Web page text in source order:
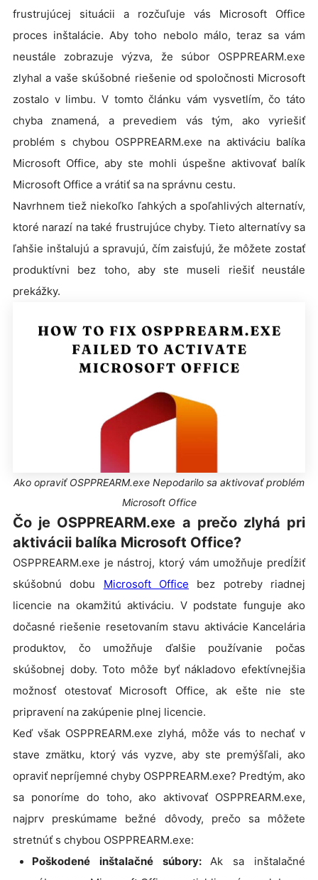
frustrujúcej situácii a rozčuľuje vás Microsoft Office
proces inštalácie. Aby toho nebolo málo, teraz sa vám
neustále zobrazuje výzva, že súbor OSPPREARM.exe
zlyhal a vaše skúšobné riešenie od spoločnosti Microsoft
zostalo v limbu. V tomto článku vám vysvetlím, čo táto
chyba znamená, a prevediem vás tým, ako vyriešiť
problém s chybou OSPPREARM.exe na aktiváciu balíka
Microsoft Office, aby ste mohli úspešne aktivovať balík
Microsoft Office a vrátiť sa na správnu cestu.
Navrhnem tiež niekoľko ľahkých a spoľahlivých alternatív,
ktoré narazí na také frustrujúce chyby. Tieto alternatívy sa
ľahšie inštalujú a spravujú, čím zaisťujú, že môžete zostať
produktívni bez toho, aby ste museli riešiť neustále
prekážky.
Ako opraviť OSPPREARM.exe Nepodarilo sa aktivovať problém
Microsoft Office
Čo je OSPPREARM.exe a prečo zlyhá pri
aktivácii balíka Microsoft Office?
OSPPREARM.exe je nástroj, ktorý vám umožňuje predĺžiť
skúšobnú dobu Microsoft Office bez potreby riadnej
licencie na okamžitú aktiváciu. V podstate funguje ako
dočasné riešenie resetovaním stavu aktivácie Kancelária
produktov, čo umožňuje ďalšie používanie počas
skúšobnej doby. Toto môže byť nákladovo efektívnejšia
možnosť otestovať Microsoft Office, ak ešte nie ste
pripravení na zakúpenie plnej licencie.
Keď však OSPPREARM.exe zlyhá, môže vás to nechať v
stave zmätku, ktorý vás vyzve, aby ste premýšľali, ako
opraviť nepríjemné chyby OSPPREARM.exe? Predtým, ako
sa ponoríme do toho, ako aktivovať OSPPREARM.exe,
najprv preskúmame bežné dôvody, prečo sa môžete
stretnúť s chybou OSPPREARM.exe:
Poškodené inštalačné súbory:Ak sa inštalačné